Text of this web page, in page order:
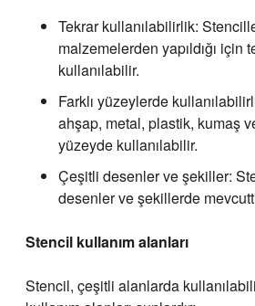
Tekrar kullanılabilirlik:
malzemelerden yapıldığı için
kullanılabilir.
Farklı yüzeylerde
ahşap, metal, plastik, kumaş
yüzeyde kullanılabilir.
Çeşitli desenler ve şekiller:
desenler ve şekillerde
Stencil kullanım alanları
Stencil, çeşitli alanlarda